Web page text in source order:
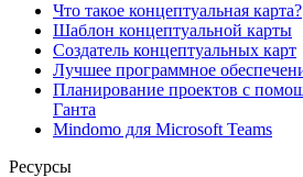
Что такое концептуальная карта?
Шаблон концептуальной карты
Создатель концептуальных карт
Лучшее программное
Планирование проектов с
Ганта
Mindomo для Microsoft Teams
Ресурсы